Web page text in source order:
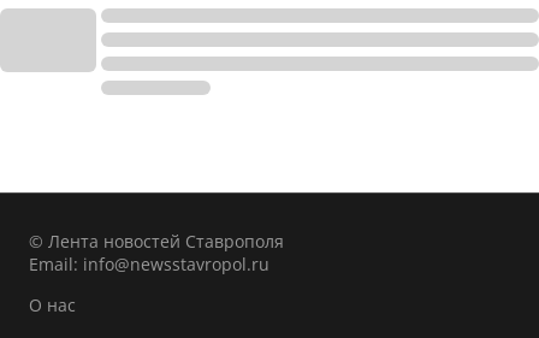
© Лента новостей Ставрополя
Email: info@newsstavropol.ru
О нас